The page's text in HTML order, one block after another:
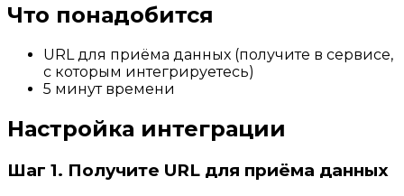
Что понадобится
URL для приёма данных (получите в сервисе,
с которым интегрируетесь)
5 минут времени
Настройка интеграции
Шаг 1. Получите URL для приёма данных